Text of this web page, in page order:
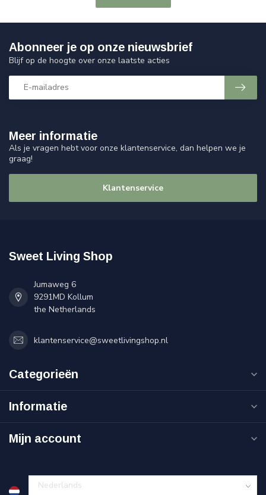
Meer informatie
Als je vragen hebt voor onze klantenservice, dan helpen we je
graag!
Klantenservice
Abonneer je op onze nieuwsbrief
Blijf op de hoogte over onze laatste acties
Sweet Living Shop
Jumaweg 6
9291MD Kollum
the Netherlands
klantenservice@sweetlivingshop.nl
Categorieën
Informatie
Mijn account